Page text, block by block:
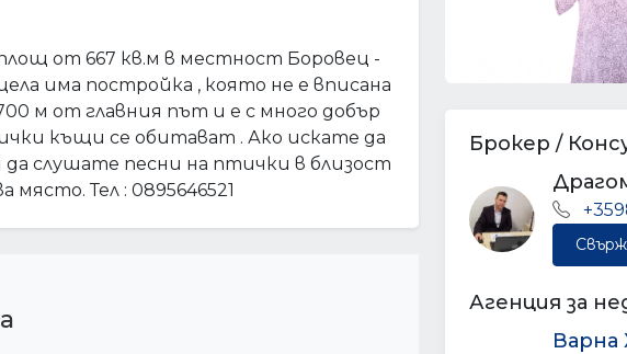
от 667 кв.м в местност Боровец -
има постройка , която не е вписана
м от главния път и е с много добър
къщи се обитават . Ако искате да
слушате песни на птички в близост
Тел : 0895646521
Брокер /
Агенция за
Варна